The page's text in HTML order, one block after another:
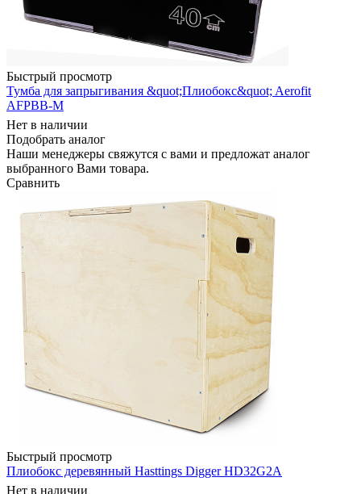
Быстрый просмотр
Тумба для запрыгивания &quot;Плиобокс&quot; Aerofit
AFPBB-M
Нет в наличии
Подобрать аналог
Наши менеджеры свяжутся с вами и предложат аналог
выбранного Вами товара.
Сравнить
Быстрый просмотр
Плиобокс деревянный Hasttings Digger HD32G2A
Нет в наличии